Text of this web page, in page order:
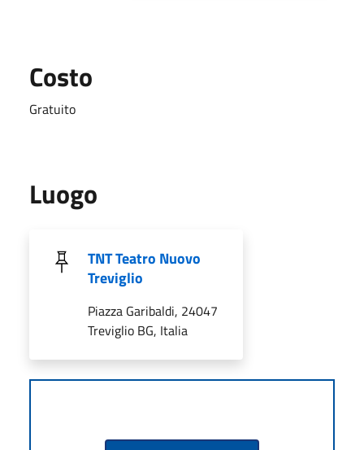
Costo
Gratuito
Luogo
TNT Teatro Nuovo
Treviglio
Piazza Garibaldi, 24047
Treviglio BG, Italia